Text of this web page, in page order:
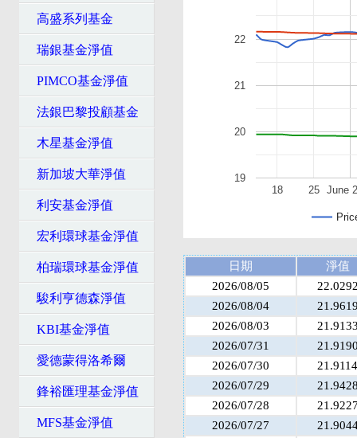
高盛系列基金
瑞銀基金淨值
PIMCO基金淨值
法銀巴黎投顧基金
木星基金淨值
新加坡大華淨值
利安基金淨值
宏利環球基金淨值
柏瑞環球基金淨值
駿利亨德森淨值
KBI基金淨值
愛德蒙得洛希爾
鋒裕匯理基金淨值
MFS基金淨值
June
18 25
19
20
21
22
日期
淨值
2026/08/05
2026/08/04
2026/08/03
2026/07/31
2026/07/30
21.9114
2026/07/29
2026/07/28
2026/07/27